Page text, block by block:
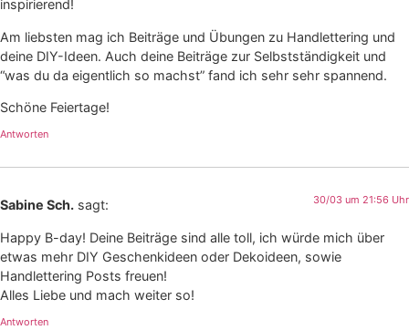
inspirierend!
Am liebsten mag ich Beiträge und Übungen zu Handlettering und
deine DIY-Ideen. Auch deine Beiträge zur Selbstständigkeit und
“was du da eigentlich so machst” fand ich sehr sehr spannend.
Schöne Feiertage!
Antworten
Sabine Sch. sagt: 30/03 um 21:56 Uhr
Happy B-day! Deine Beiträge sind alle toll, ich würde mich über
etwas mehr DIY Geschenkideen oder Dekoideen, sowie
Handlettering Posts freuen!
Alles Liebe und mach weiter so!
Antworten